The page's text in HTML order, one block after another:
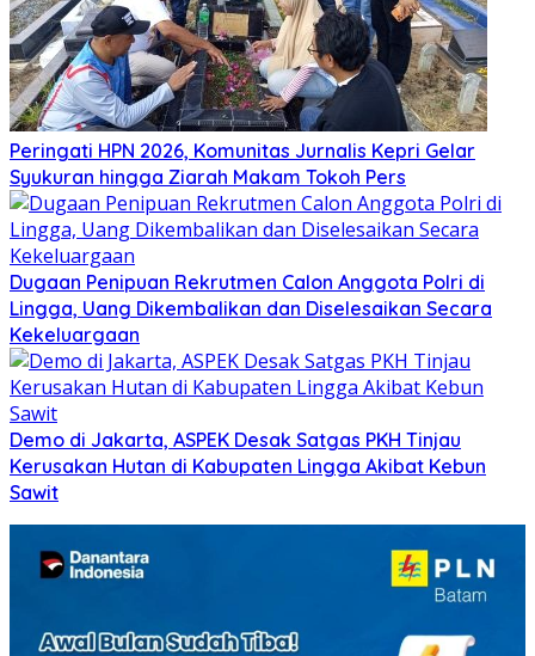
Peringati HPN 2026, Komunitas Jurnalis Kepri Gelar
Syukuran hingga Ziarah Makam Tokoh Pers
Dugaan Penipuan Rekrutmen Calon Anggota Polri di
Lingga, Uang Dikembalikan dan Diselesaikan Secara
Kekeluargaan
Demo di Jakarta, ASPEK Desak Satgas PKH Tinjau
Kerusakan Hutan di Kabupaten Lingga Akibat Kebun
Sawit